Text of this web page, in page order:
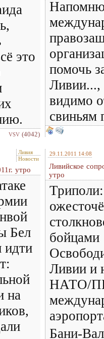
это
VSV (4042)
помочь
Ливии...,
видимо
свиньям
Ливия
Новости
утро
Бел
идти
на
29.11.2011 14:08
Ливийское
утро
бойцами
Ливии и
НАТО/
Бани-